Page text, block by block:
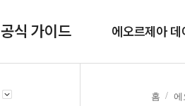
공식 가이드 에오르제아
홈 에